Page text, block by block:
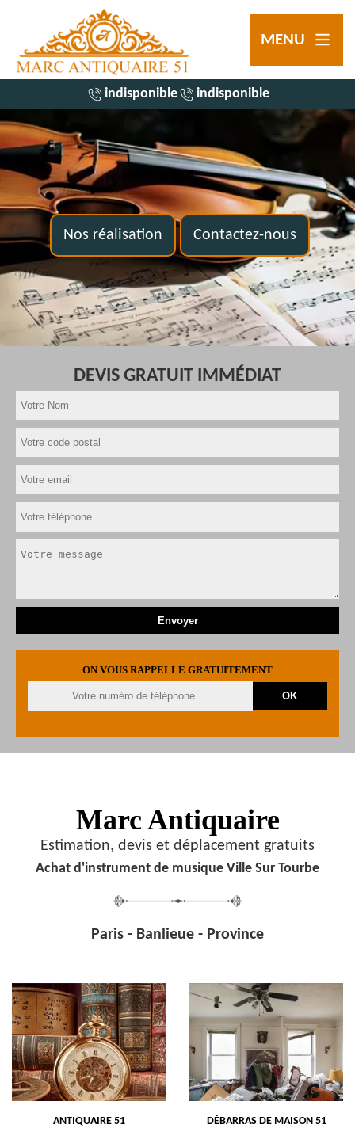
MENU
indisponible indisponible
Nos réalisation Contactez-nous
DEVIS GRATUIT IMMÉDIAT
ON VOUS RAPPELLE GRATUITEMENT
Marc Antiquaire
Estimation, devis et déplacement gratuits
Achat d'instrument de musique Ville Sur Tourbe
Paris - Banlieue - Province
ANTIQUAIRE 51 DÉBARRAS DE MAISON 51